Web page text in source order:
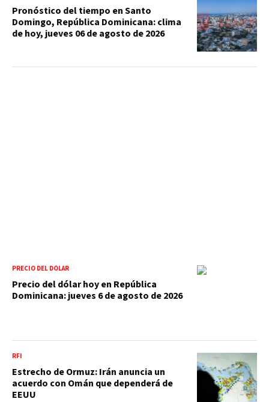
Pronóstico del tiempo en Santo
Domingo, República Dominicana: clima
de hoy, jueves 06 de agosto de 2026
PRECIO DEL DÓLAR
Precio del dólar hoy en República
Dominicana: jueves 6 de agosto de 2026
RFI
Estrecho de Ormuz: Irán anuncia un
acuerdo con Omán que dependerá de
EEUU